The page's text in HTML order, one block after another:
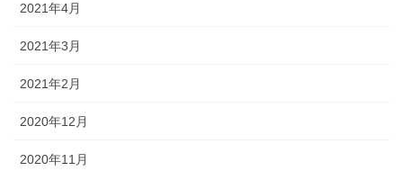
2021年4月
2021年3月
2021年2月
2020年12月
2020年11月